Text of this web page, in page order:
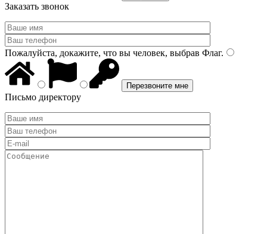
Заказать звонок
Пожалуйста, докажите, что вы человек, выбрав Флаг.
Письмо директору